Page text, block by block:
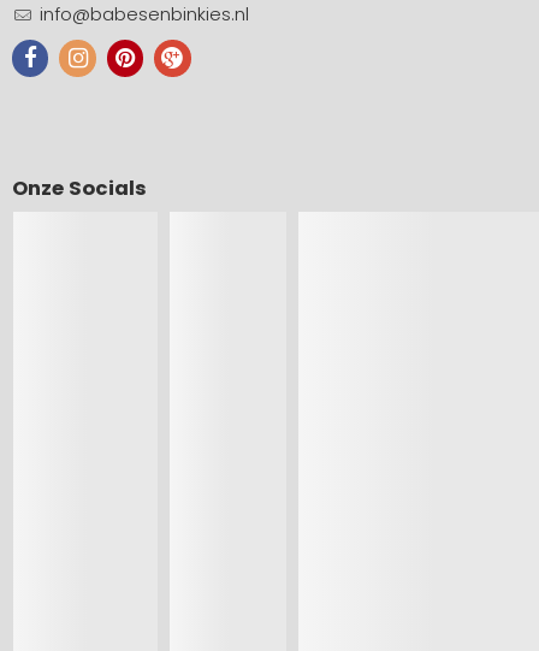
info@babesenbinkies.nl
Onze Socials